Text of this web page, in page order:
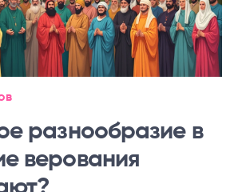
разнообразие в
верования